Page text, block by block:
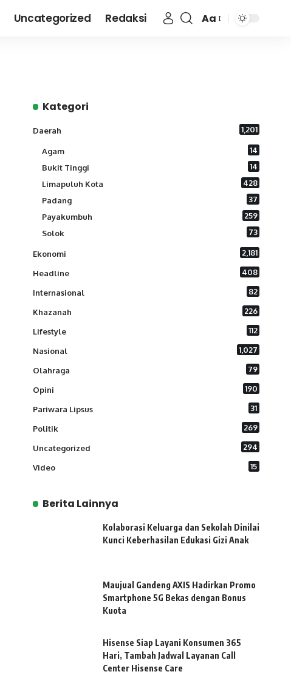
Uncategorized Redaksi
Font
Aa
Kategori
Daerah 1,201
Agam
14
Bukit Tinggi
14
Limapuluh Kota
428
Padang
37
Payakumbuh
259
Solok
73
Ekonomi 2,181
Headline 408
Internasional 82
Khazanah 226
Lifestyle 112
Nasional 1,027
Olahraga 79
Opini 190
Pariwara Lipsus 31
Politik 269
Uncategorized 294
Video 15
Berita Lainnya
Kolaborasi Keluarga dan Sekolah Dinilai
Kunci Keberhasilan Edukasi Gizi Anak
Maujual Gandeng AXIS Hadirkan Promo
Smartphone 5G Bekas dengan Bonus
Kuota
Hisense Siap Layani Konsumen 365
Hari, Tambah Jadwal Layanan Call
Center Hisense Care